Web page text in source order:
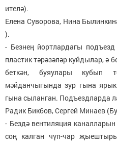
ителә).
Елена Суворова, Нина
).
- Безнең йортлардагы
пластик тәрәзәләр куйдылар,
беткән, буяулары кубып
мәйданчыгында зур гына
гына сыланган. Подъездларда
Радик Бикбов, Сергей Минаев
- Бездә вентиляция
соң калган чүп-чар